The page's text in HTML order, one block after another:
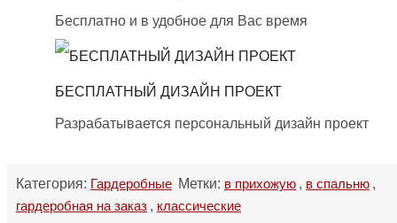
Бесплатно и в удобное для Вас время
БЕСПЛАТНЫЙ ДИЗАЙН ПРОЕКТ
Разрабатывается персональный дизайн проект
Категория: Гардеробные Метки: в прихожую , в спальню ,
гардеробная на заказ , классические